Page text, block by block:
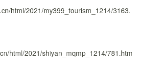
html/2021/my399_tourism_1214/3163.
html/2021/shiyan_mqmp_1214/781.htm